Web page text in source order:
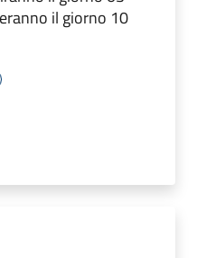
il giorno 10